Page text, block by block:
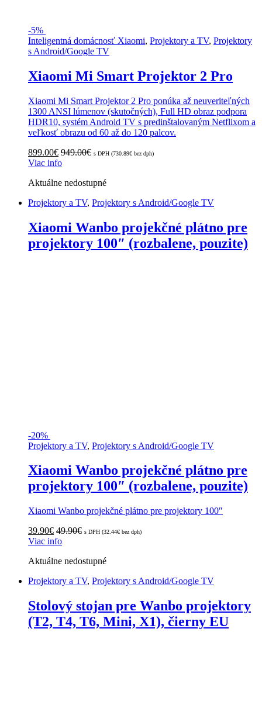
-5%
Inteligentná domácnosť Xiaomi, Projektory a TV, Projektory
s Android/Google TV
Xiaomi Mi Smart Projektor 2 Pro
Xiaomi Mi Smart Projektor 2 Pro ponúka až neuveriteľných
1300 ANSI lúmenov (skutočných), Full HD obraz podpora
HDR10, systém Android TV s predinštalovaným Netflixom a
veľkosť obrazu od 60 až do 120 palcov.
899.00€ 949.00€ s DPH (730.89€ bez dph)
Viac info
Aktuálne nedostupné
Projektory a TV, Projektory s Android/Google TV
Xiaomi Wanbo projekčné plátno pre
projektory 100″ (rozbalene, pouzite)
-20%
Projektory a TV, Projektory s Android/Google TV
Xiaomi Wanbo projekčné plátno pre
projektory 100″ (rozbalene, pouzite)
Xiaomi Wanbo projekčné plátno pre projektory 100″
39.90€ 49.90€ s DPH (32.44€ bez dph)
Viac info
Aktuálne nedostupné
Projektory a TV, Projektory s Android/Google TV
Stolový stojan pre Wanbo projektory
(T2, T4, T6, Mini, X1), čierny EU